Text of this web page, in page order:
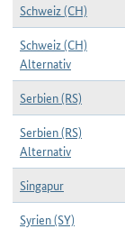
Schweiz (CH)
Schweiz (CH)
Alternativ
Serbien (RS)
Serbien (RS)
Alternativ
Singapur
Syrien (SY)